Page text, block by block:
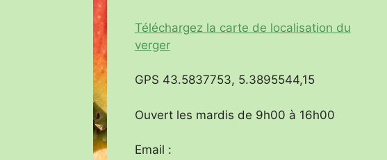
Téléchargez la carte de localisation du
verger
GPS 43.5837753, 5.3895544,15
Ouvert les mardis de 9h00 à 16h00
Email :